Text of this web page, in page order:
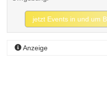
jetzt Events in und um
Anzeige